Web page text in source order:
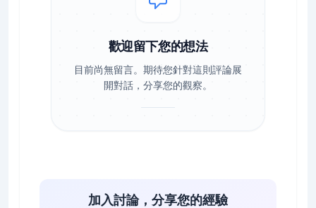
歡迎留下您的想法
目前尚無留言。期待您針對這則評論展
開對話，分享您的觀察。
加入討論，分享您的經驗